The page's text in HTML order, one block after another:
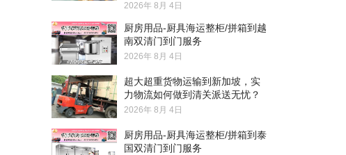
2026年 8月 4日
厨房用品-厨具海运整柜/拼箱到越
南双清门到门服务
2026年 8月 4日
超大超重货物运输到新加坡，实
力物流如何做到清关派送无忧？
2026年 8月 4日
厨房用品-厨具海运整柜/拼箱到泰
国双清门到门服务